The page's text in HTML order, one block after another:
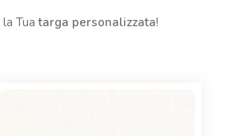
la Tuatarga personalizzata!